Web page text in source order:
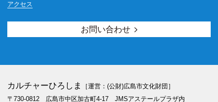
アクセス
お問い合わせ
カルチャーひろしま
［運営：(公財)広島市文化財団］
〒730-0812 広島市中区加古町4-17 JMSアステールプラザ内